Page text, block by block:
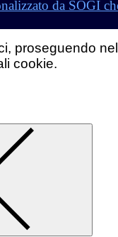
da SOGI
proseguendo
cookie.